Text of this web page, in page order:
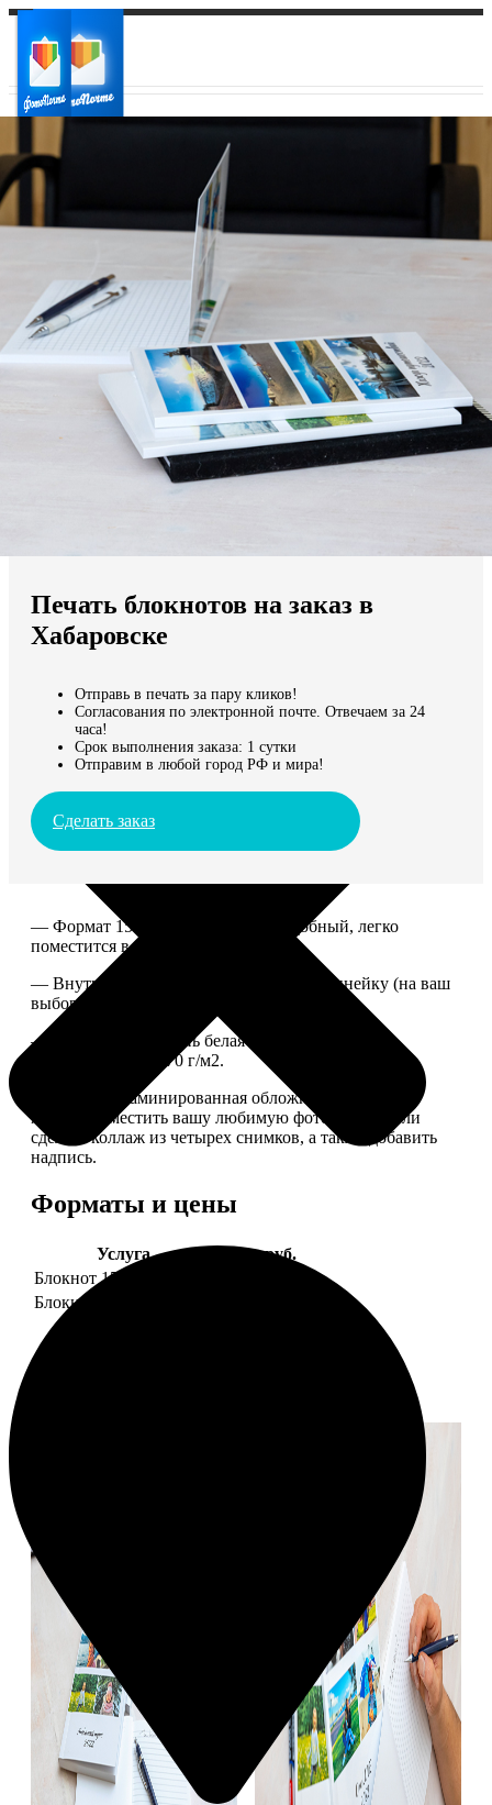
Ваш регион доставки
Выберите из списка:
Мы доставляем по всему миру
Продолжить без города
Печать блокнотов на заказ в
Хабаровске
Отправь в печать за пару кликов!
Согласования по электронной почте. Отвечаем за 24
часа!
Срок выполнения заказа: 1 сутки
Отправим в любой город РФ и мира!
Сделать заказ
— Формат 15*20. Компактный и удобный, легко
поместится в сумку или рюкзак.
— Внутри 100 страниц в клетку или в линейку (на ваш
выбор), скрепленных сбоку скобой.
— Приятная на ощупь белая сатиновая бумага
плотностью 150-170 г/м2.
— Плотная ламинированная обложка. На обложке
можно разместить вашу любимую фотографию или
сделать коллаж из четырех снимков, а также добавить
надпись.
Форматы и цены
Услуга
Цена, руб.
Блокнот 15х20 клетка
Блокнот 15х20 линейка